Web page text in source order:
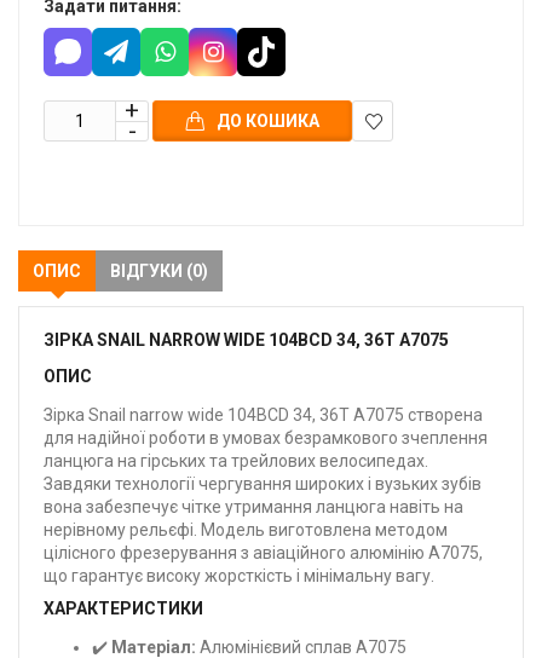
Задати питання:
ДО КОШИКА
ОПИС ВІДГУКИ (0)
ЗІРКА SNAIL NARROW WIDE 104BCD 34, 36T A7075
ОПИС
Зірка Snail narrow wide 104BCD 34, 36T A7075 створена
для надійної роботи в умовах безрамкового зчеплення
ланцюга на гірських та трейлових велосипедах.
Завдяки технології чергування широких і вузьких зубів
вона забезпечує чітке утримання ланцюга навіть на
нерівному рельєфі. Модель виготовлена методом
цілісного фрезерування з авіаційного алюмінію A7075,
що гарантує високу жорсткість і мінімальну вагу.
ХАРАКТЕРИСТИКИ
✔️ Матеріал: Алюмінієвий сплав A7075